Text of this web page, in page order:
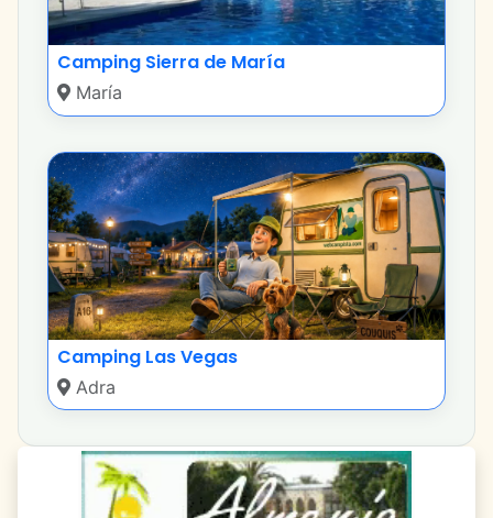
Camping Sierra de María
María
Camping Las Vegas
Adra